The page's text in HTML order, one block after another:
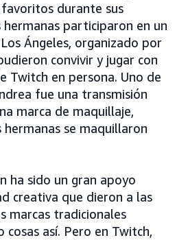
durante sus
hermanas participaron en un
Ángeles, organizado por
convivir y jugar con
Twitch en persona. Uno de
fue una transmisión
marca de maquillaje,
se maquillaron
ha sido un gran apoyo
creativa que dieron a las
marcas tradicionales
cosas así. Pero en Twitch,